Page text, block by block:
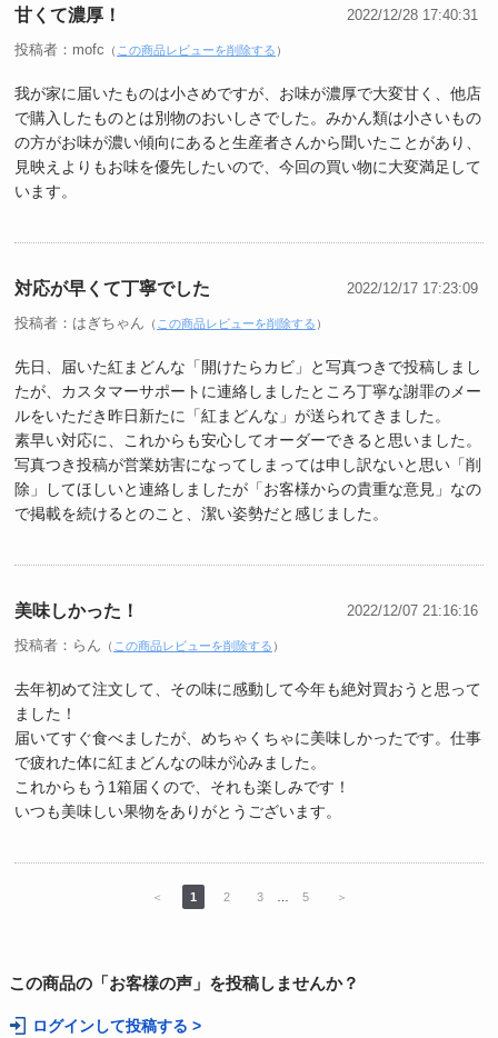
甘くて濃厚！ 2022/12/28 17:40:31
投稿者：mofc （ この商品レビューを削除する ）
我が家に届いたものは小さめですが、お味が濃厚で大変甘く、他店
で購入したものとは別物のおいしさでした。みかん類は小さいもの
の方がお味が濃い傾向にあると生産者さんから聞いたことがあり、
見映えよりもお味を優先したいので、今回の買い物に大変満足して
います。
対応が早くて丁寧でした 2022/12/17 17:23:09
投稿者：はぎちゃん （ この商品レビューを削除する ）
先日、届いた紅まどんな「開けたらカビ」と写真つきで投稿しまし
たが、カスタマーサポートに連絡しましたところ丁寧な謝罪のメー
ルをいただき昨日新たに「紅まどんな」が送られてきました。
素早い対応に、これからも安心してオーダーできると思いました。
写真つき投稿が営業妨害になってしまっては申し訳ないと思い「削
除」してほしいと連絡しましたが「お客様からの貴重な意見」なの
で掲載を続けるとのこと、潔い姿勢だと感じました。
美味しかった！ 2022/12/07 21:16:16
投稿者：らん （ この商品レビューを削除する ）
去年初めて注文して、その味に感動して今年も絶対買おうと思って
ました！
届いてすぐ食べましたが、めちゃくちゃに美味しかったです。仕事
で疲れた体に紅まどんなの味が沁みました。
これからもう1箱届くので、それも楽しみです！
いつも美味しい果物をありがとうございます。
＜ 1 2 3 5 ＞
この商品の「お客様の声」を投稿しませんか？
ログインして投稿する >